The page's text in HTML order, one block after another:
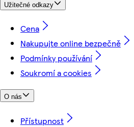
Užitečné odkazy
Cena
Nakupujte online bezpečně
Podmínky používání
Soukromí a cookies
O nás
Přístupnost